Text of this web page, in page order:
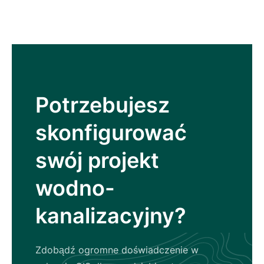
Potrzebujesz
skonfigurować
swój projekt
wodno-
kanalizacyjny?
Zdobądź ogromne doświadczenie w